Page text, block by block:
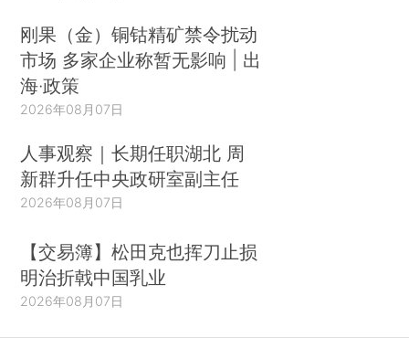
刚果（金）铜钴精矿禁令扰动
市场 多家企业称暂无影响 | 出
海·政策
2026年08月07日
人事观察｜长期任职湖北 周
新群升任中央政研室副主任
2026年08月07日
【交易簿】松田克也挥刀止损
明治折戟中国乳业
2026年08月07日